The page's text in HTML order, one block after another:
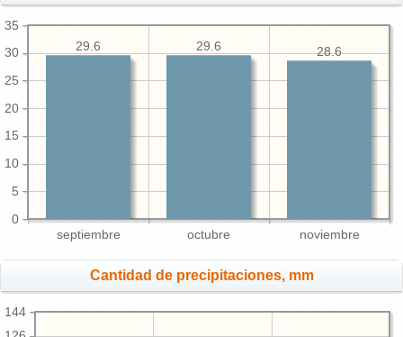
septiembre octubre noviembre
0
5
10
15
20
25
30
35
28.6
29.6
29.6
Cantidad de precipitaciones, mm
144